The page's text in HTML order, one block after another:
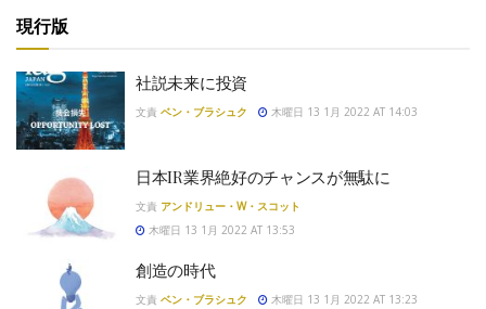
現行版
社説未来に投資
文責 ベン・ブラシュク 木曜日 13 1月 2022 AT 14:03
日本IR業界絶好のチャンスが無駄に
文責 アンドリュー・W・スコット
木曜日 13 1月 2022 AT 13:53
創造の時代
文責 ベン・ブラシュク 木曜日 13 1月 2022 AT 13:23